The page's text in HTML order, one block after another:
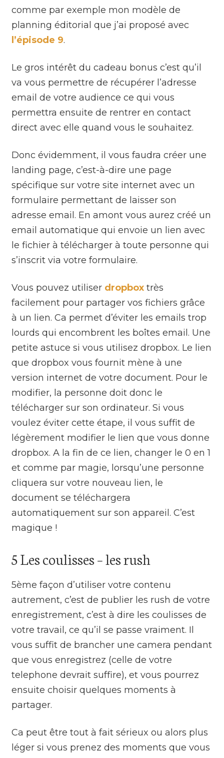
comme par exemple mon modèle de
planning éditorial que j’ai proposé avec
l’épisode 9.
Le gros intérêt du cadeau bonus c’est qu’il
va vous permettre de récupérer l’adresse
email de votre audience ce qui vous
permettra ensuite de rentrer en contact
direct avec elle quand vous le souhaitez.
Donc évidemment, il vous faudra créer une
landing page, c’est-à-dire une page
spécifique sur votre site internet avec un
formulaire permettant de laisser son
adresse email. En amont vous aurez créé un
email automatique qui envoie un lien avec
le fichier à télécharger à toute personne qui
s’inscrit via votre formulaire.
Vous pouvez utiliser dropbox très
facilement pour partager vos fichiers grâce
à un lien. Ca permet d’éviter les emails trop
lourds qui encombrent les boîtes email. Une
petite astuce si vous utilisez dropbox. Le lien
que dropbox vous fournit mène à une
version internet de votre document. Pour le
modifier, la personne doit donc le
télécharger sur son ordinateur. Si vous
voulez éviter cette étape, il vous suffit de
légèrement modifier le lien que vous donne
dropbox. A la fin de ce lien, changer le 0 en 1
et comme par magie, lorsqu’une personne
cliquera sur votre nouveau lien, le
document se téléchargera
automatiquement sur son appareil. C’est
magique !
5 Les coulisses – les rush
5ème façon d’utiliser votre contenu
autrement, c’est de publier les rush de votre
enregistrement, c’est à dire les coulisses de
votre travail, ce qu’il se passe vraiment. Il
vous suffit de brancher une camera pendant
que vous enregistrez (celle de votre
telephone devrait suffire), et vous pourrez
ensuite choisir quelques moments à
partager.
Ca peut être tout à fait sérieux ou alors plus
léger si vous prenez des moments que vous